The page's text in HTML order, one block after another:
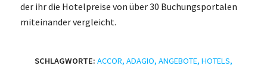
der ihr die Hotelpreise von über 30 Buchungsportalen
miteinander vergleicht.
SCHLAGWORTE: ACCOR, ADAGIO, ANGEBOTE, HOTELS,